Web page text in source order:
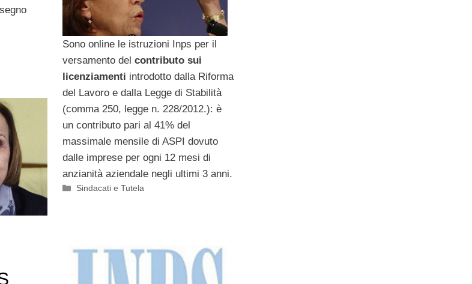
Sono online le istruzioni Inps per il
versamento del contributo sui
licenziamenti introdotto dalla Riforma
del Lavoro e dalla Legge di Stabilità
(comma 250, legge n. 228/2012.): è
un contributo pari al 41% del
massimale mensile di ASPI dovuto
dalle imprese per ogni 12 mesi di
anzianità aziendale negli ultimi 3 anni.
Categorie
Sindacati e Tutela